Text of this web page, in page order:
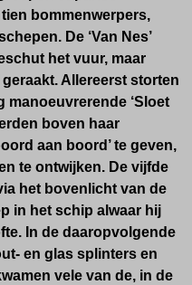
bommenwerpers,
De ‘Van Nes’
het vuur, maar
Allereerst storten
manoeuvrerende ‘Sloet
boven haar
aan boord’ te geven,
te ontwijken. De vijfde
het bovenlicht van de
in het schip alwaar hij
In de daaropvolgende
en glas splinters en
vele van de, in de